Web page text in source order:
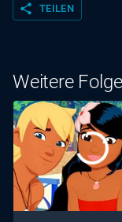
share TEILEN
Weitere